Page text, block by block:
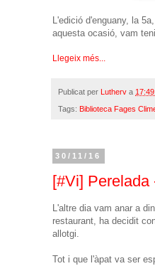
L'edició d'enguany, la
aquesta ocasió, vam
Llegeix més...
Publicat per Lutherv a
Tags: Biblioteca Fages
30/11/16
[#Vi] Perelada
L'altre dia vam anar a
restaurant, ha decidit
allotgi.
Tot i que l'àpat va ser